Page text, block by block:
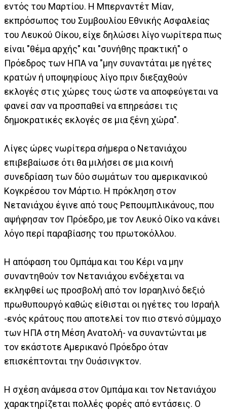
εντός του Μαρτίου. Η Μπερναντέτ Μίαν,
εκπρόσωπος του Συμβουλίου Εθνικής Ασφαλείας
του Λευκού Οίκου, είχε δηλώσει λίγο νωρίτερα πως
είναι "θέμα αρχής" και "συνήθης πρακτική" ο
Πρόεδρος των ΗΠΑ να "μην συναντάται με ηγέτες
κρατών ή υποψηφίους λίγο πριν διεξαχθούν
εκλογές στις χώρες τους ώστε να αποφεύγεται να
φανεί σαν να προσπαθεί να επηρεάσει τις
δημοκρατικές εκλογές σε μια ξένη χώρα".
Λίγες ώρες νωρίτερα σήμερα ο Νετανιάχου
επιβεβαίωσε ότι θα μιλήσει σε μια κοινή
συνεδρίαση των δύο σωμάτων του αμερικανικού
Κογκρέσου τον Μάρτιο. Η πρόκληση στον
Νετανιάχου έγινε από τους Ρεπουμπλικάνους, που
αψήφησαν τον Πρόεδρο, με τον Λευκό Οίκο να κάνει
λόγο περί παραβίασης του πρωτοκόλλου.
Η απόφαση του Ομπάμα και του Κέρι να μην
συναντηθούν τον Νετανιάχου ενδέχεται να
εκληφθεί ως προσβολή από τον Ισραηλινό δεξιό
πρωθυπουργό καθώς είθισται οι ηγέτες του Ισραήλ
-ενός κράτους που αποτελεί τον πιο στενό σύμμαχο
των ΗΠΑ στη Μέση Ανατολή- να συναντώνται με
τον εκάστοτε Αμερικανό Πρόεδρο όταν
επισκέπτονται την Ουάσινγκτον.
Η σχέση ανάμεσα στον Ομπάμα και τον Νετανιάχου
χαρακτηρίζεται πολλές φορές από εντάσεις. Ο